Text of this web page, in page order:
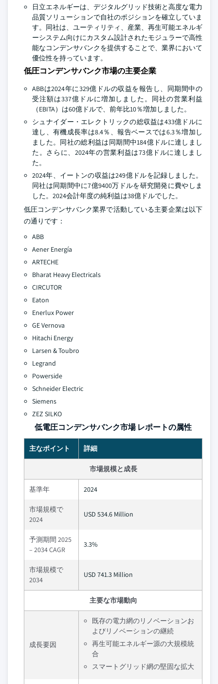
日立エネルギーは、デジタルグリッド技術と高度な電力
品質ソリューションで自社のポジションを確立していま
す。同社は、ユーティリティ、産業、再生可能エネルギ
ーシステム向けにカスタム設計されたモジュラーで高性
能なコンデンサバンクを提供することで、業界において
優位性を持っています。
低圧コンデンサバンク市場の主要企業
ABBは2024年に329億ドルの収益を報告し、同期間中の
受注額は337億ドルに増加しました。同社の営業利益
（EBITA）は60億ドルで、前年比10％増加しました。
シュナイダー・エレクトリックの総収益は433億ドルに
達し、有機成長率は8.4％、報告ベースでは6.3％増加し
ました。同社の総利益は同期間中184億ドルに達しまし
た。さらに、2024年の営業利益は73億ドルに達しまし
た。
2024年、イートンの収益は249億ドルを記録しました。
同社は同期間中に7億9400万ドルを研究開発に費やしま
した。2024会計年度の純利益は38億ドルでした。
低圧コンデンサバンク業界で活動している主要企業は以下
の通りです：
ABB
Aener Energía
ARTECHE
Bharat Heavy Electricals
CIRCUTOR
Eaton
Enerlux Power
GE Vernova
Hitachi Energy
Larsen & Toubro
Legrand
Powerside
Schneider Electric
Siemens
ZEZ SILKO
低電圧コンデンサバンク市場 レポートの属性
主なポイント 詳細
市場規模と成長
基準年 2024
市場規模で
2024
USD 534.6 Million
予測期間 2025
– 2034 CAGR
3.3%
市場規模で
2034
USD 741.3 Million
主要な市場動向
成長要因
既存の電力網のリノベーションお
よびリノベーションの継続
再生可能エネルギー源の大規模統
合
スマートグリッド網の堅固な拡大